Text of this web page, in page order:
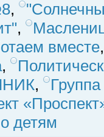
,
,
вместе
,
,
детям